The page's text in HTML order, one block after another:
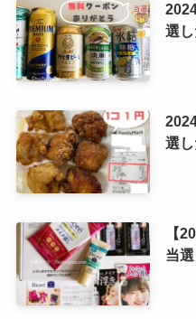
選
選
【
当